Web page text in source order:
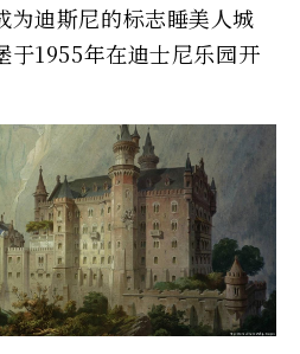
为迪斯尼的标志睡美人城
于1955年在迪士尼乐园开